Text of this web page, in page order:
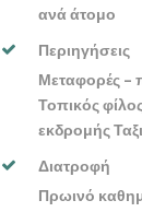
ανά άτομο
Περιηγήσεις
Μεταφορές -
Τοπικός
εκδρομής
Διατροφή
Πρωινό